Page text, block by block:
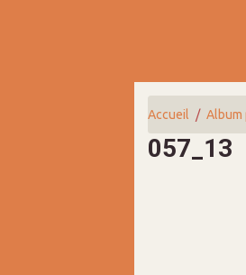
Accueil Album
057_13